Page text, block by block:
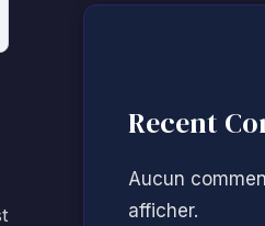
Recent
Aucun
afficher.